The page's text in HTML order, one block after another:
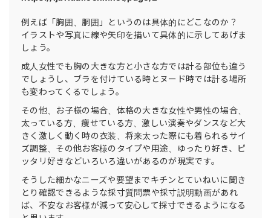
例えば「胸囲、胴囲」というのは具体的にどこなのか？
イラストや写真に線や矢印を描いて具体的に示してあげま
しょう。
成人女性でも胸の大きな方と小さな方では計る部位も違う
でしょうし、ブラを付けている時とヌード時では計る場所
も変わってくるでしょう。
その他、お子様の場合、体格の大きな女性や男性の場合、
太っている方、痩せている方、激しい演奏やダンスなど大
きく激しく動く時の衣装、将来太った際にも着られるサイ
ズ調整、その他お客様のタイプや用途、ゆったり好き、ピ
ッタリ好きなどいろいろ違いがあるのが現実です。
そうした細かなニーズや要望までキチンとていねいに聞き
とり確認できるような採寸質問票や採寸説明動画があれ
ば、不安なお客様が減って安心して採寸できるようになる